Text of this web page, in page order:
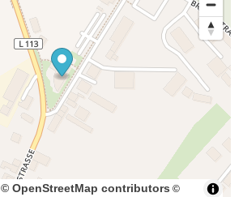
© OpenStreetMap contributors ©